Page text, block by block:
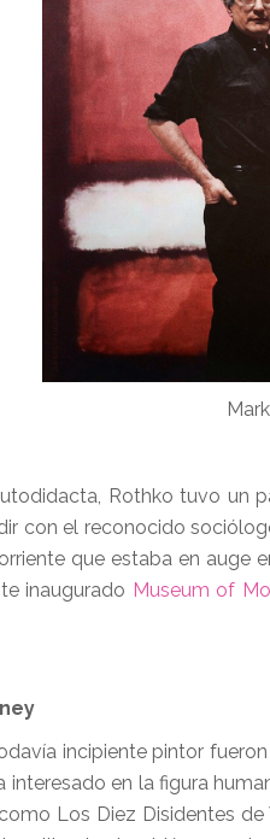
Rothko tuvo un
con el reconocido
que estaba en auge
inaugurado Museum of
incipiente pintor
en la figura
Los Diez Disidentes